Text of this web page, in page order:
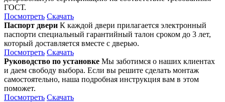
ГОСТ.
Посмотреть Скачать
Паспорт двери К каждой двери прилагается электронный
паспорти специальный гарантийный талон сроком до 3 лет,
который доставляется вместе с дверью.
Посмотреть Скачать
Руководство по установке Мы заботимся о наших клиентах
и даем свободу выбора. Если вы решите сделать монтаж
самостоятельно, наша подробная инструкция вам в этом
поможет.
Посмотреть Скачать